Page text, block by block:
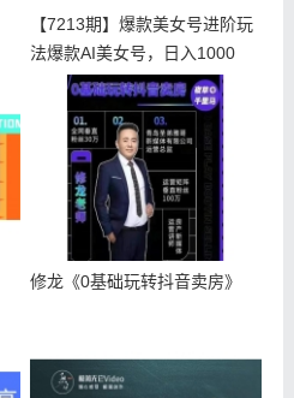
【7213期】爆款美女号进阶玩
法爆款AI美女号，日入1000
修龙《0基础玩转抖音卖房》